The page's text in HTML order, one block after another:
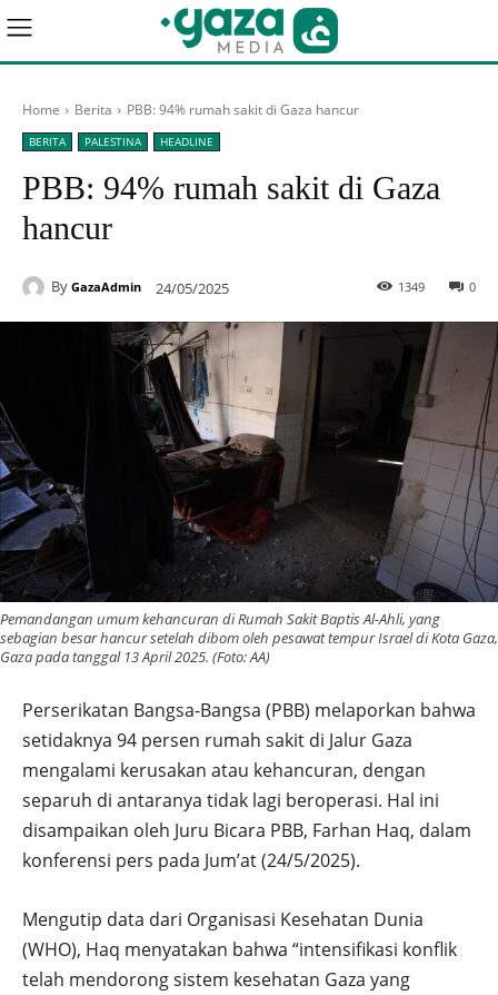
Home Berita PBB: 94% rumah sakit di Gaza hancur
BERITA PALESTINA HEADLINE
PBB: 94% rumah sakit di Gaza
hancur
By GazaAdmin 24/05/2025 0
1349
Pemandangan umum kehancuran di Rumah Sakit Baptis Al-Ahli, yang
sebagian besar hancur setelah dibom oleh pesawat tempur Israel di Kota Gaza,
Gaza pada tanggal 13 April 2025. (Foto: AA)
Perserikatan Bangsa-Bangsa (PBB) melaporkan bahwa
setidaknya 94 persen rumah sakit di Jalur Gaza
mengalami kerusakan atau kehancuran, dengan
separuh di antaranya tidak lagi beroperasi. Hal ini
disampaikan oleh Juru Bicara PBB, Farhan Haq, dalam
konferensi pers pada Jum’at (24/5/2025).
Mengutip data dari Organisasi Kesehatan Dunia
(WHO), Haq menyatakan bahwa “intensifikasi konflik
telah mendorong sistem kesehatan Gaza yang